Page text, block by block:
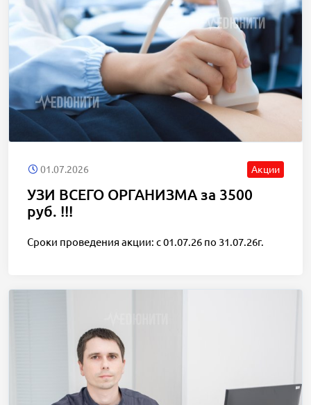
01.07.2026 Акции
УЗИ ВСЕГО ОРГАНИЗМА за 3500
руб. !!!
Сроки проведения акции: с 01.07.26 по 31.07.26г.